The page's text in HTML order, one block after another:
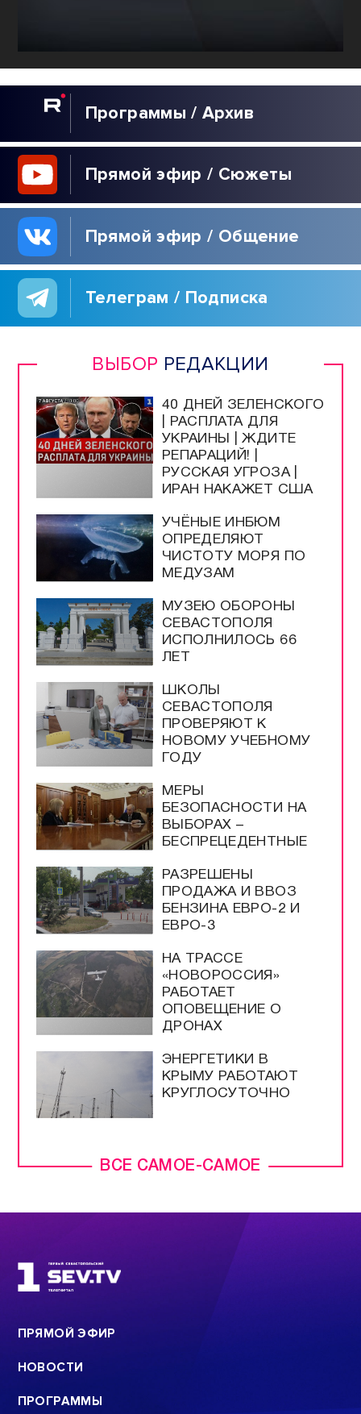
Программы / Архив
Прямой эфир / Сюжеты
Прямой эфир / Общение
Телеграм / Подписка
ВЫБОР РЕДАКЦИИ
ВСЕ САМОЕ-САМОЕ
40 ДНЕЙ ЗЕЛЕНСКОГО
| РАСПЛАТА ДЛЯ
УКРАИНЫ | ЖДИТЕ
РЕПАРАЦИЙ! |
РУССКАЯ УГРОЗА |
ИРАН НАКАЖЕТ США
УЧЁНЫЕ ИНБЮМ
ОПРЕДЕЛЯЮТ
ЧИСТОТУ МОРЯ ПО
МЕДУЗАМ
МУЗЕЮ ОБОРОНЫ
СЕВАСТОПОЛЯ
ИСПОЛНИЛОСЬ 66
ЛЕТ
ШКОЛЫ
СЕВАСТОПОЛЯ
ПРОВЕРЯЮТ К
НОВОМУ УЧЕБНОМУ
ГОДУ
МЕРЫ
БЕЗОПАСНОСТИ НА
ВЫБОРАХ –
БЕСПРЕЦЕДЕНТНЫЕ
РАЗРЕШЕНЫ
ПРОДАЖА И ВВОЗ
БЕНЗИНА ЕВРО-2 И
ЕВРО-3
НА ТРАССЕ
«НОВОРОССИЯ»
РАБОТАЕТ
ОПОВЕЩЕНИЕ О
ДРОНАХ
ЭНЕРГЕТИКИ В
КРЫМУ РАБОТАЮТ
КРУГЛОСУТОЧНО
ПРЯМОЙ ЭФИР
НОВОСТИ
ПРОГРАММЫ